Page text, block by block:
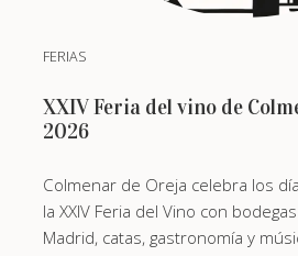
FERIAS
XXIV Feria del vino de
2026
Colmenar de Oreja celebra los
la XXIV Feria del Vino con
Madrid, catas, gastronomía y